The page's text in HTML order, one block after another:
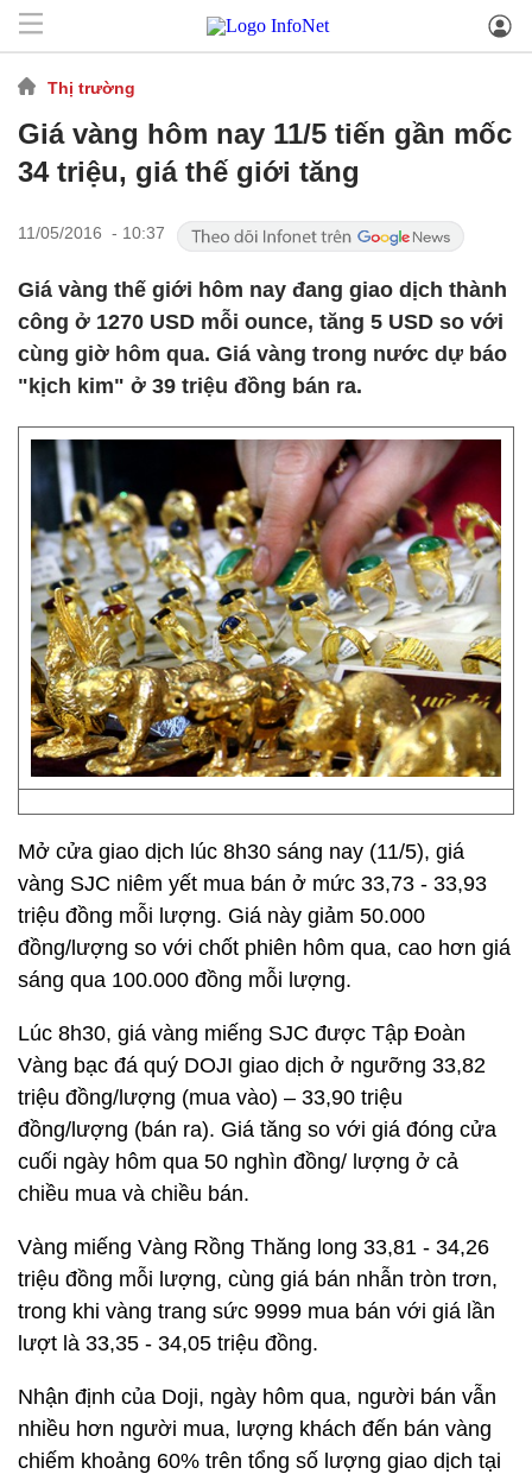
Thị trường
Giá vàng hôm nay 11/5 tiến gần mốc
34 triệu, giá thế giới tăng
11/05/2016 - 10:37
Giá vàng thế giới hôm nay đang giao dịch thành
công ở 1270 USD mỗi ounce, tăng 5 USD so với
cùng giờ hôm qua. Giá vàng trong nước dự báo
"kịch kim" ở 39 triệu đồng bán ra.
Mở cửa giao dịch lúc 8h30 sáng nay (11/5), giá
vàng SJC niêm yết mua bán ở mức 33,73 - 33,93
triệu đồng mỗi lượng. Giá này giảm 50.000
đồng/lượng so với chốt phiên hôm qua, cao hơn giá
sáng qua 100.000 đồng mỗi lượng.
Lúc 8h30, giá vàng miếng SJC được Tập Đoàn
Vàng bạc đá quý DOJI giao dịch ở ngưỡng 33,82
triệu đồng/lượng (mua vào) – 33,90 triệu
đồng/lượng (bán ra). Giá tăng so với giá đóng cửa
cuối ngày hôm qua 50 nghìn đồng/ lượng ở cả
chiều mua và chiều bán.
Vàng miếng Vàng Rồng Thăng long 33,81 - 34,26
triệu đồng mỗi lượng, cùng giá bán nhẫn tròn trơn,
trong khi vàng trang sức 9999 mua bán với giá lần
lượt là 33,35 - 34,05 triệu đồng.
Nhận định của Doji, ngày hôm qua, người bán vẫn
nhiều hơn người mua, lượng khách đến bán vàng
chiếm khoảng 60% trên tổng số lượng giao dịch tại